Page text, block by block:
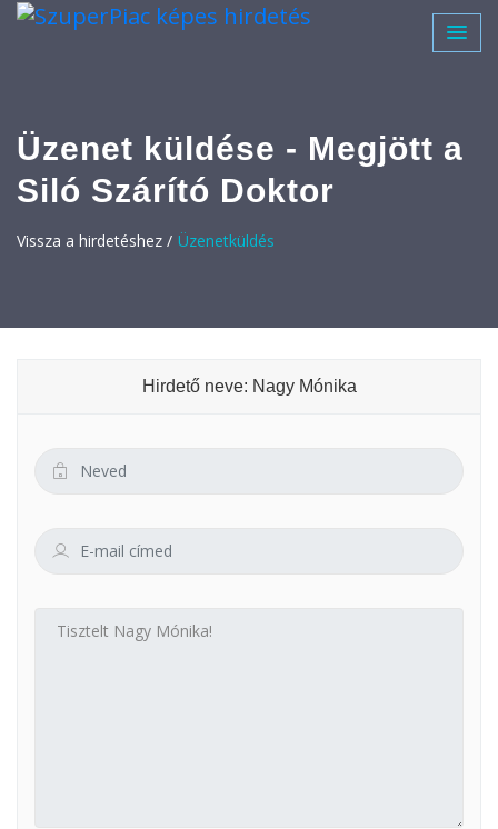
Üzenet küldése - Megjött a
Siló Szárító Doktor
Vissza a hirdetéshez / Üzenetküldés
Hirdető neve: Nagy Mónika